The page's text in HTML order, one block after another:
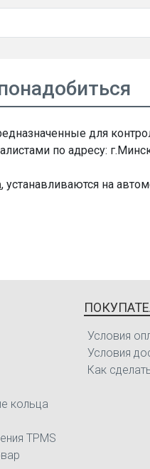
для
по адресу:
, устанавливаются на
кольца
TPMS
Условия
Условия
Как